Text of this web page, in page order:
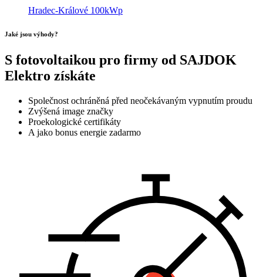
Hradec-Králové 100kWp
Jaké jsou výhody?
S fotovoltaikou pro firmy od SAJDOK
Elektro získáte
Společnost ochráněná před neočekávaným vypnutím proudu
Zvýšená image značky
Proekologické certifikáty
A jako bonus energie zadarmo